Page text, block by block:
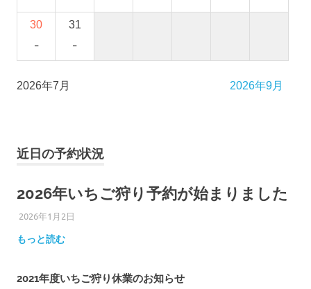
30
-
31
-
2026年7月 2026年9月
近日の予約状況
2026年いちご狩り予約が始まりました
2026年1月2日
もっと読む
2021年度いちご狩り休業のお知らせ